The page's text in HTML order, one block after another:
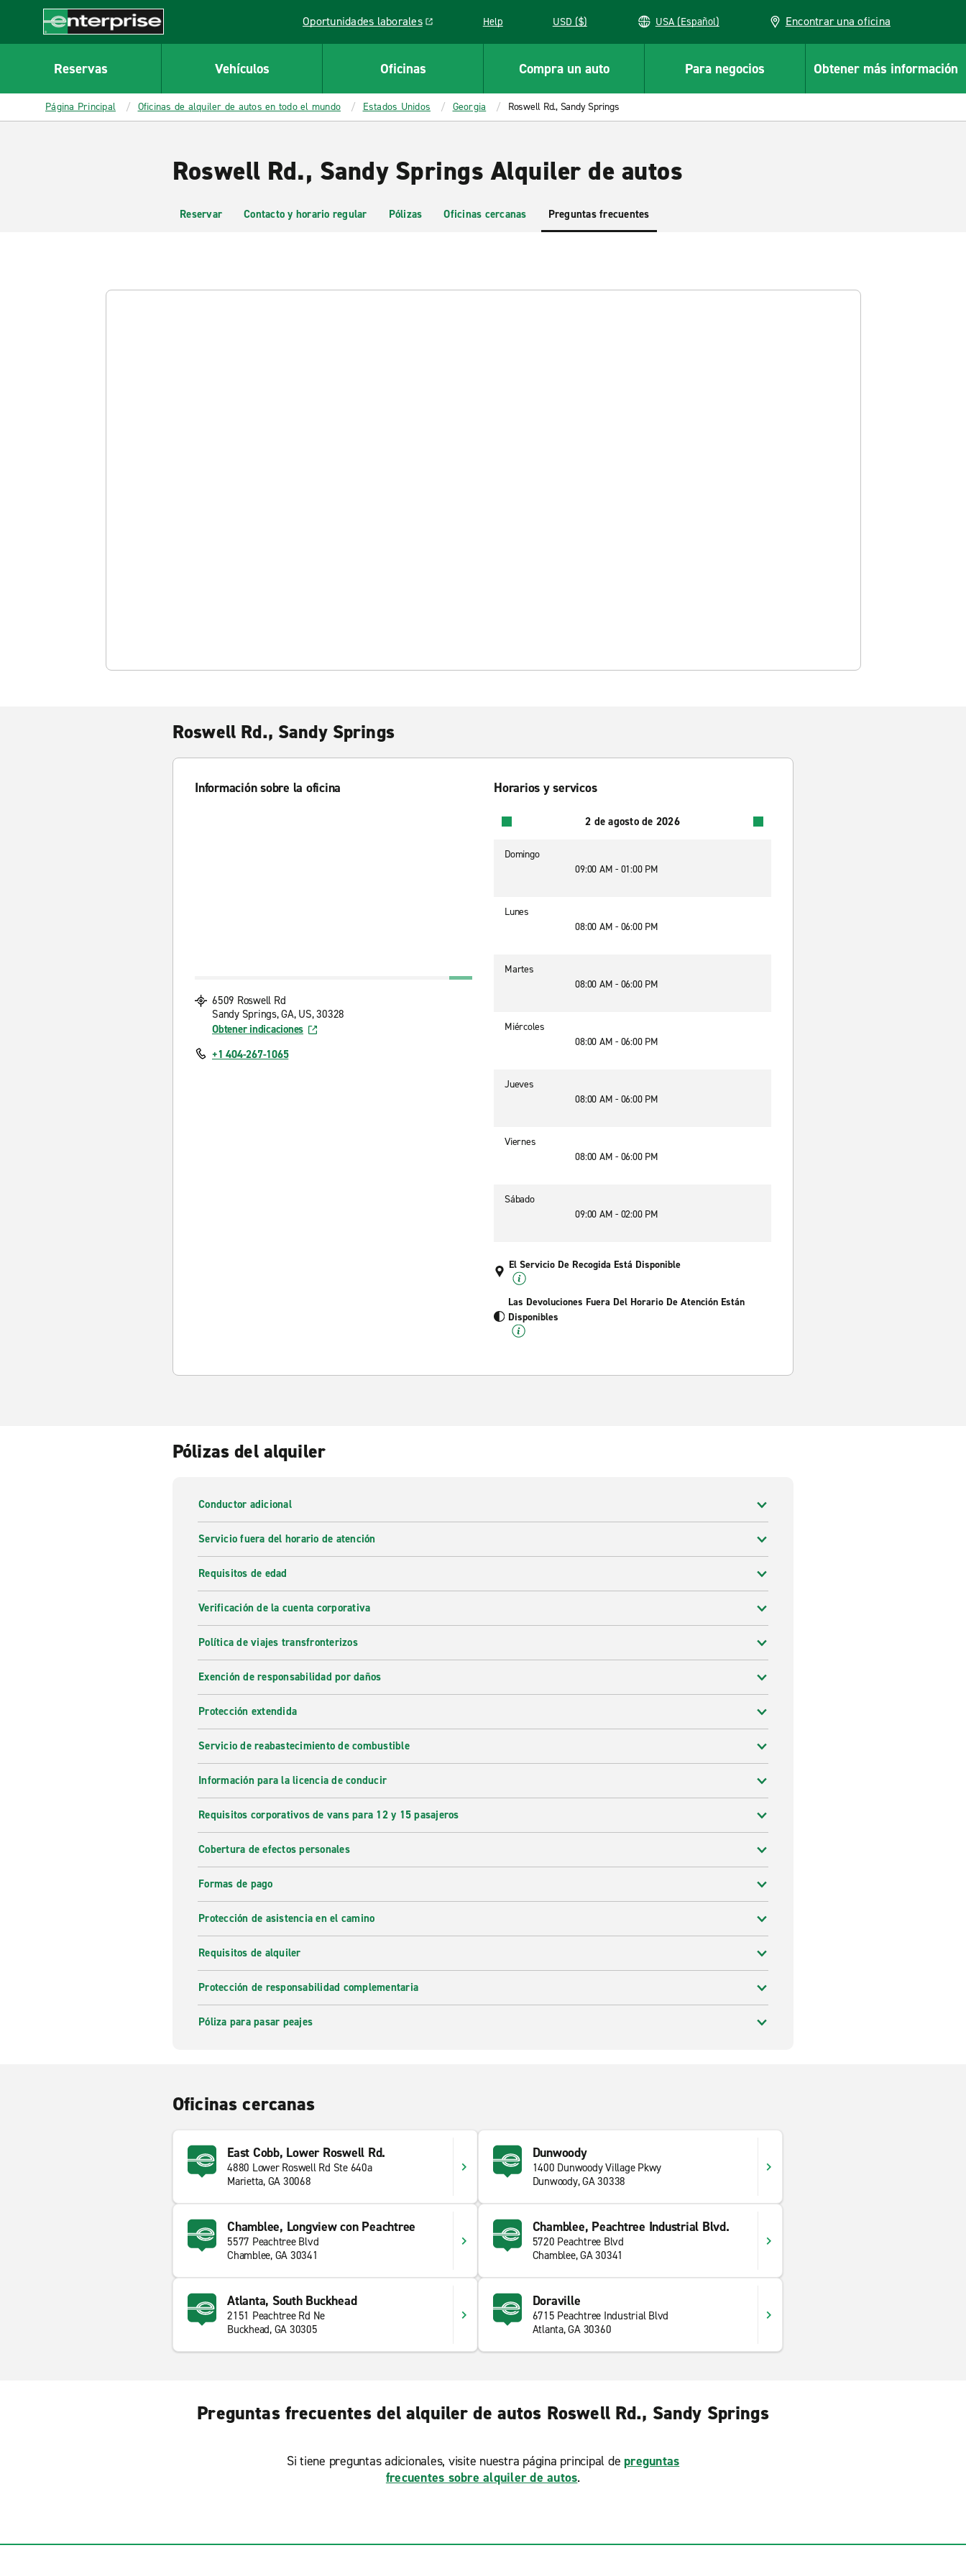
CONTENT
Enterprise
Oportunidades laborales
Link opens in a new window Help USD ($) USA (Español) Encontrar una oficina
Reservas Vehículos Oficinas Compra un auto Para negocios Obtener más información
Página Principal Oficinas de alquiler de autos en todo el mundo Estados Unidos Georgia Roswell Rd., Sandy Springs
Roswell Rd., Sandy Springs Alquiler de autos
Reservar Contacto y horario regular Pólizas Oficinas cercanas Preguntas frecuentes
Roswell Rd., Sandy Springs
Información sobre la oficina
6509 Roswell Rd
Sandy Springs, GA, US, 30328
Obtener indicaciones
+1 404-267-1065
Horarios y servicos
2 de agosto de 2026
Domingo
09:00 AM - 01:00 PM
Lunes
08:00 AM - 06:00 PM
Martes
08:00 AM - 06:00 PM
Miércoles
08:00 AM - 06:00 PM
Jueves
08:00 AM - 06:00 PM
Viernes
08:00 AM - 06:00 PM
Sábado
09:00 AM - 02:00 PM
El Servicio De Recogida Está Disponible
Las Devoluciones Fuera Del Horario De Atención Están
Disponibles
Pólizas del alquiler
Conductor adicional
Servicio fuera del horario de atención
Requisitos de edad
Verificación de la cuenta corporativa
Política de viajes transfronterizos
Exención de responsabilidad por daños
Protección extendida
Servicio de reabastecimiento de combustible
Información para la licencia de conducir
Requisitos corporativos de vans para 12 y 15 pasajeros
Cobertura de efectos personales
Formas de pago
Protección de asistencia en el camino
Requisitos de alquiler
Protección de responsabilidad complementaria
Póliza para pasar peajes
Oficinas cercanas
East Cobb, Lower Roswell Rd.
4880 Lower Roswell Rd Ste 640a
Marietta, GA 30068
Dunwoody
1400 Dunwoody Village Pkwy
Dunwoody, GA 30338
Chamblee, Longview con Peachtree
5577 Peachtree Blvd
Chamblee, GA 30341
Chamblee, Peachtree Industrial Blvd.
5720 Peachtree Blvd
Chamblee, GA 30341
Atlanta, South Buckhead
2151 Peachtree Rd Ne
Buckhead, GA 30305
Doraville
6715 Peachtree Industrial Blvd
Atlanta, GA 30360
Preguntas frecuentes del alquiler de autos Roswell Rd., Sandy Springs
Si tiene preguntas adicionales, visite nuestra página principal de preguntas
frecuentes sobre alquiler de autos.